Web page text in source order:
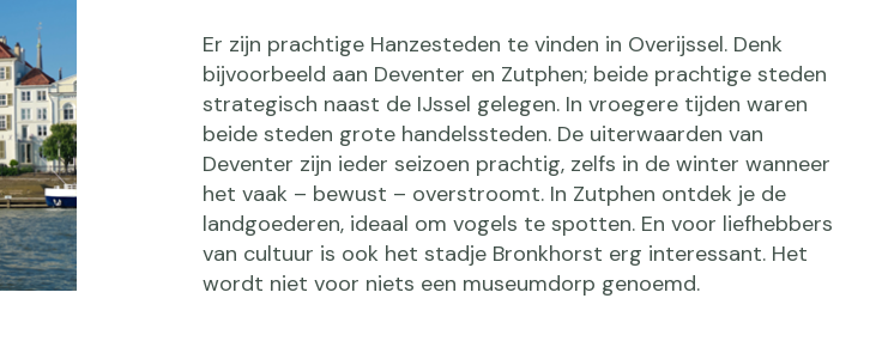
Er zijn prachtige Hanzesteden te vinden in Overijssel. Denk
bijvoorbeeld aan Deventer en Zutphen; beide prachtige steden
strategisch naast de IJssel gelegen. In vroegere tijden waren
beide steden grote handelssteden. De uiterwaarden van
Deventer zijn ieder seizoen prachtig, zelfs in de winter wanneer
het vaak – bewust – overstroomt. In Zutphen ontdek je de
landgoederen, ideaal om vogels te spotten. En voor liefhebbers
van cultuur is ook het stadje Bronkhorst erg interessant. Het
wordt niet voor niets een museumdorp genoemd.